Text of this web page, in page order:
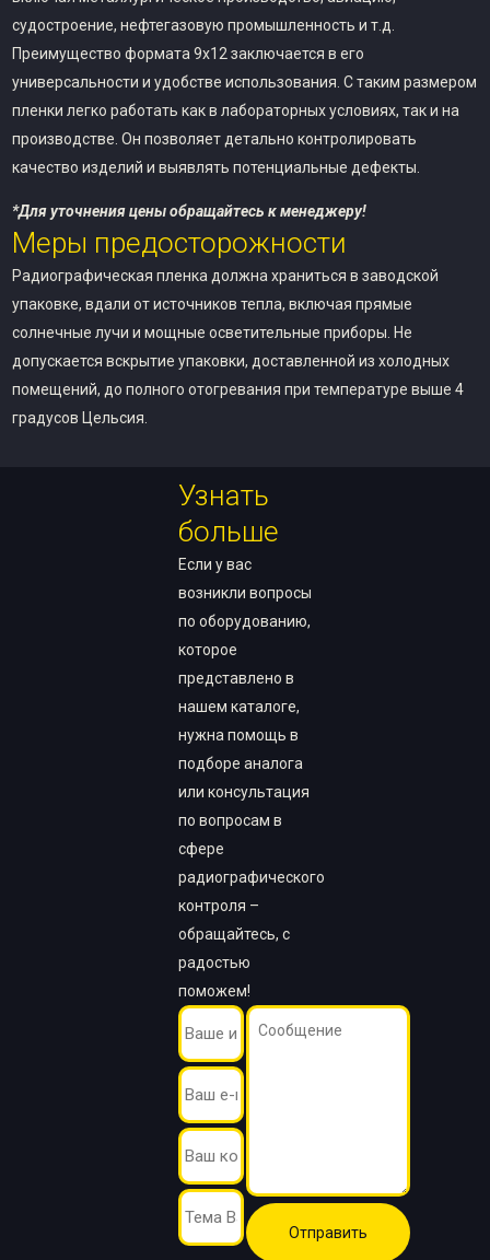
судостроение, нефтегазовую промышленность и т.д.
Преимущество формата 9х12 заключается в его
универсальности и удобстве использования. С таким размером
пленки легко работать как в лабораторных условиях, так и на
производстве. Он позволяет детально контролировать
качество изделий и выявлять потенциальные дефекты.
*Для уточнения цены обращайтесь к менеджеру!
Меры предосторожности
Радиографическая пленка должна храниться в заводской
упаковке, вдали от источников тепла, включая прямые
солнечные лучи и мощные осветительные приборы. Не
допускается вскрытие упаковки, доставленной из холодных
помещений, до полного отогревания при температуре выше 4
градусов Цельсия.
Узнать
больше
Если у вас
возникли вопросы
по оборудованию,
которое
представлено в
нашем каталоге,
нужна помощь в
подборе аналога
или консультация
по вопросам в
сфере
радиографического
контроля –
обращайтесь, с
радостью
поможем!